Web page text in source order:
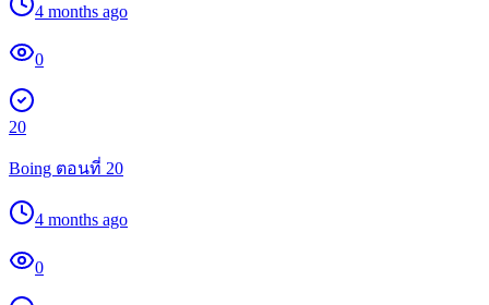
4 months ago
0
20
Boing ตอนที่ 20
4 months ago
0